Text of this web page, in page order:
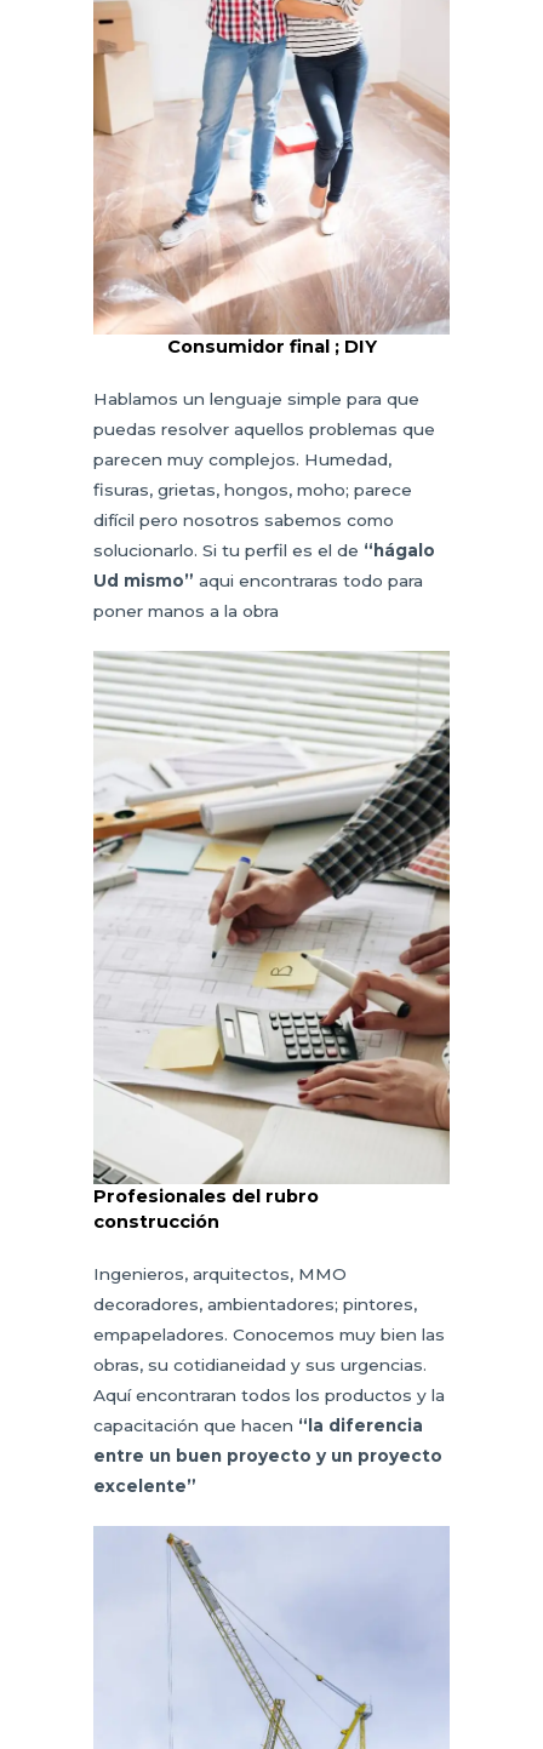
Consumidor final ; DIY
Hablamos un lenguaje simple para que
puedas resolver aquellos problemas que
parecen muy complejos. Humedad,
fisuras, grietas, hongos, moho; parece
difícil pero nosotros sabemos como
solucionarlo. Si tu perfil es el de “hágalo
Ud mismo” aqui encontraras todo para
poner manos a la obra
Profesionales del rubro
construcción
Ingenieros, arquitectos, MMO
decoradores, ambientadores; pintores,
empapeladores. Conocemos muy bien las
obras, su cotidianeidad y sus urgencias.
Aquí encontraran todos los productos y la
capacitación que hacen “la diferencia
entre un buen proyecto y un proyecto
excelente”